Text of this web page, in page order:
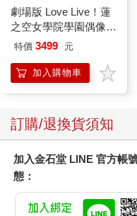
劇場版 Love Live！蓮
之空女學院學園偶像俱
樂部 Bloom Garden
組
特價 3499 元
加入購物車
訂購/退換貨須知
加入金石堂 LINE 官方帳
態：